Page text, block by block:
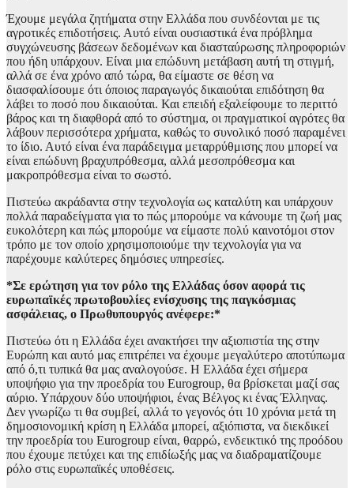
Έχουμε μεγάλα ζητήματα στην Ελλάδα που συνδέονται με τις
αγροτικές επιδοτήσεις. Αυτό είναι ουσιαστικά ένα πρόβλημα
συγχώνευσης βάσεων δεδομένων και διασταύρωσης πληροφοριών
που ήδη υπάρχουν. Είναι μια επώδυνη μετάβαση αυτή τη στιγμή,
αλλά σε ένα χρόνο από τώρα, θα είμαστε σε θέση να
διασφαλίσουμε ότι όποιος παραγωγός δικαιούται επιδότηση θα
λάβει το ποσό που δικαιούται. Και επειδή εξαλείφουμε το περιττό
βάρος και τη διαφθορά από το σύστημα, οι πραγματικοί αγρότες θα
λάβουν περισσότερα χρήματα, καθώς το συνολικό ποσό παραμένει
το ίδιο. Αυτό είναι ένα παράδειγμα μεταρρύθμισης που μπορεί να
είναι επώδυνη βραχυπρόθεσμα, αλλά μεσοπρόθεσμα και
μακροπρόθεσμα είναι το σωστό.
Πιστεύω ακράδαντα στην τεχνολογία ως καταλύτη και υπάρχουν
πολλά παραδείγματα για το πώς μπορούμε να κάνουμε τη ζωή μας
ευκολότερη και πώς μπορούμε να είμαστε πολύ καινοτόμοι στον
τρόπο με τον οποίο χρησιμοποιούμε την τεχνολογία για να
παρέχουμε καλύτερες δημόσιες υπηρεσίες.
*Σε ερώτηση για τον ρόλο της Ελλάδας όσον αφορά τις
ευρωπαϊκές πρωτοβουλίες ενίσχυσης της παγκόσμιας
ασφάλειας, ο Πρωθυπουργός ανέφερε:*
Πιστεύω ότι η Ελλάδα έχει ανακτήσει την αξιοπιστία της στην
Ευρώπη και αυτό μας επιτρέπει να έχουμε μεγαλύτερο αποτύπωμα
από ό,τι τυπικά θα μας αναλογούσε. Η Ελλάδα έχει σήμερα
υποψήφιο για την προεδρία του Eurogroup, θα βρίσκεται μαζί σας
αύριο. Υπάρχουν δύο υποψήφιοι, ένας Βέλγος κι ένας Έλληνας.
Δεν γνωρίζω τι θα συμβεί, αλλά το γεγονός ότι 10 χρόνια μετά τη
δημοσιονομική κρίση η Ελλάδα μπορεί, αξιόπιστα, να διεκδικεί
την προεδρία του Eurogroup είναι, θαρρώ, ενδεικτικό της προόδου
που έχουμε πετύχει και της επιδίωξής μας να διαδραματίζουμε
ρόλο στις ευρωπαϊκές υποθέσεις.